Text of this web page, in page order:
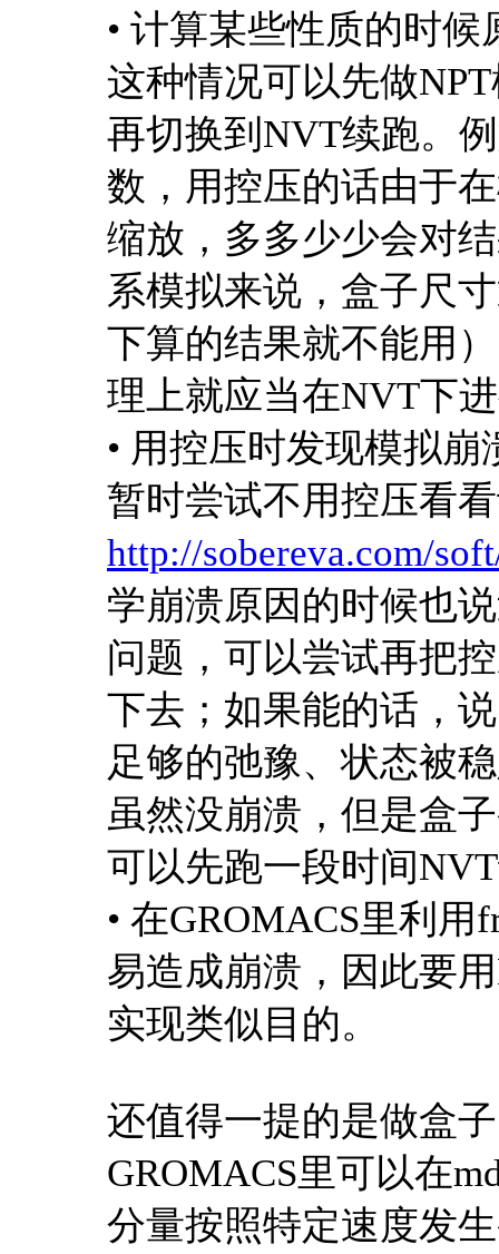
• 计算某些性质的时
这种情况可以先做
再切换到NVT续跑。
数，用控压的话由于
缩放，多多少少会对
系模拟来说，盒子尺
下算的结果就不能用
理上就应当在NVT下
• 用控压时发现模拟
暂时尝试不用控压看
http://sobereva.com/
学崩溃原因的时候也
问题，可以尝试再把
下去；如果能的话，
足够的弛豫、状态被
虽然没崩溃，但是盒
可以先跑一段时间
• 在GROMACS里利
易造成崩溃，因此要
实现类似目的。
还值得一提的是做盒
GROMACS里可以在
分量按照特定速度发